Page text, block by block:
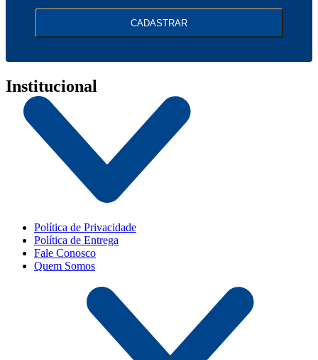
CADASTRAR
Institucional
Política de Privacidade
Política de Entrega
Fale Conosco
Quem Somos